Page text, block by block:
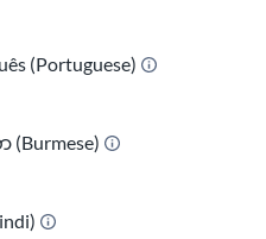
(Portuguese)
(Burmese)